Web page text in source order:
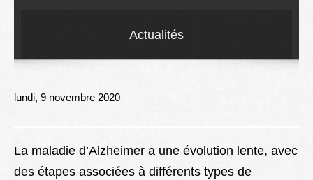
Droit
Lexique
Actualités
lundi, 9 novembre 2020
La maladie d’Alzheimer a une évolution lente, avec
des étapes associées à différents types de